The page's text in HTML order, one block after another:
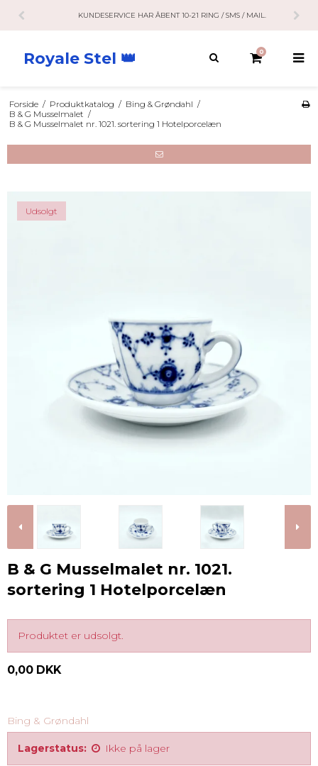
KUNDESERVICE HAR ÅBENT 10-21 RING / SMS / MAIL.
Royale Stel 👑 0
Forside / Produktkatalog / Bing & Grøndahl /
B & G Musselmalet /
B & G Musselmalet nr. 1021. sortering 1 Hotelporcelæn
Udsolgt
B & G Musselmalet nr. 1021.
sortering 1 Hotelporcelæn
Produktet er udsolgt.
0,00 DKK
Bing & Grøndahl
Lagerstatus: Ikke på lager